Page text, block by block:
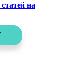
на